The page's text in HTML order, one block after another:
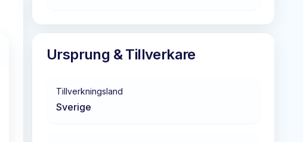
Ursprung & Tillverkare
Tillverkningsland
Sverige